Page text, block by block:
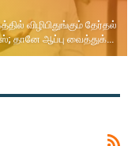
விழிபிதுங்கும் தேர்தல்
தானே ஆப்பு வைத்துக்…